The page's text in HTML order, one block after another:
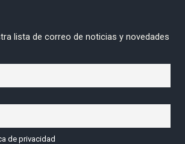
lista de correo de noticias y novedades
de privacidad